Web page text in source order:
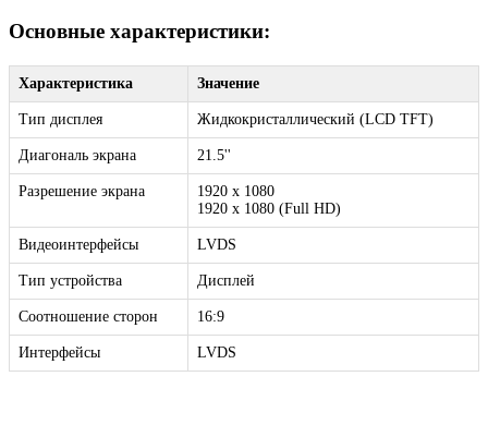
Основные характеристики:
Характеристика Значение
Тип дисплея Жидкокристаллический (LCD TFT)
Диагональ экрана 21.5''
Разрешение экрана
1920 x 1080
1920 x 1080 (Full HD)
Видеоинтерфейсы LVDS
Тип устройства Дисплей
Соотношение сторон 16:9
Интерфейсы LVDS